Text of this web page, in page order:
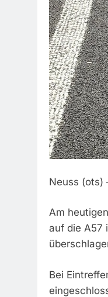
Neuss (ots)
Am
auf die A57
Bei